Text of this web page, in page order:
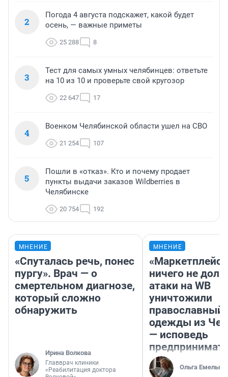
2
Погода 4 августа подскажет, какой будет
осень, — важные приметы
25 288 8
3
Тест для самых умных челябинцев: ответьте
на 10 из 10 и проверьте свой кругозор
22 647 17
4
Военком Челябинской области ушел на СВО
21 254 107
5
Пошли в «отказ». Кто и почему продает
пункты выдачи заказов Wildberries в
Челябинске
20 754 192
МНЕНИЕ
«Спуталась речь, понес
пургу». Врач — о
смертельном диагнозе,
который сложно
обнаружить
Ирина Волкова
Главврач клиники
«Реабилитация доктора
МНЕНИЕ
«Маркетплейс
ничего не
атаки на WB
уничтожили
православный
одежды из
— исповедь
Ольга